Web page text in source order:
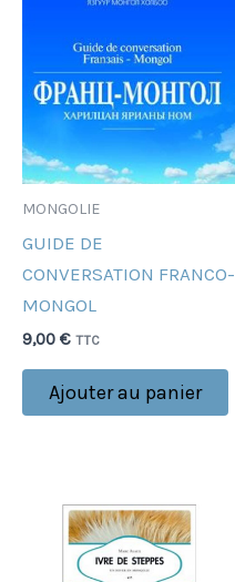
MONGOLIE
GUIDE DE
CONVERSATION FRANCO-
MONGOL
9,00 € TTC
Ajouter au panier